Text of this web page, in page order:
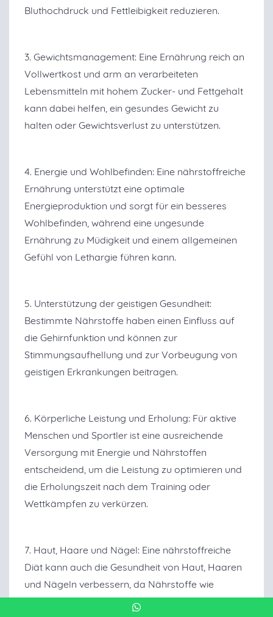
Bluthochdruck und Fettleibigkeit reduzieren.
3. Gewichtsmanagement: Eine Ernährung reich an
Vollwertkost und arm an verarbeiteten
Lebensmitteln mit hohem Zucker- und Fettgehalt
kann dabei helfen, ein gesundes Gewicht zu
halten oder Gewichtsverlust zu unterstützen.
4. Energie und Wohlbefinden: Eine nährstoffreiche
Ernährung unterstützt eine optimale
Energieproduktion und sorgt für ein besseres
Wohlbefinden, während eine ungesunde
Ernährung zu Müdigkeit und einem allgemeinen
Gefühl von Lethargie führen kann.
5. Unterstützung der geistigen Gesundheit:
Bestimmte Nährstoffe haben einen Einfluss auf
die Gehirnfunktion und können zur
Stimmungsaufhellung und zur Vorbeugung von
geistigen Erkrankungen beitragen.
6. Körperliche Leistung und Erholung: Für aktive
Menschen und Sportler ist eine ausreichende
Versorgung mit Energie und Nährstoffen
entscheidend, um die Leistung zu optimieren und
die Erholungszeit nach dem Training oder
Wettkämpfen zu verkürzen.
7. Haut, Haare und Nägel: Eine nährstoffreiche
Diät kann auch die Gesundheit von Haut, Haaren
und Nägeln verbessern, da Nährstoffe wie
Vitamine, Antioxidantien und Omega-3-Fettsäuren